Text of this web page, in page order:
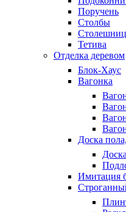
Поручень
Столбы
Тетива
Отделка деревом
Блок-Хаус
Вагонка
Доска
Имитация